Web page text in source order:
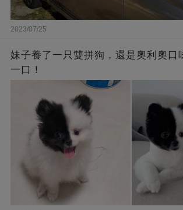
2023/07/25
妹子養了一只雙拼狗，還是奧利奧
一口！